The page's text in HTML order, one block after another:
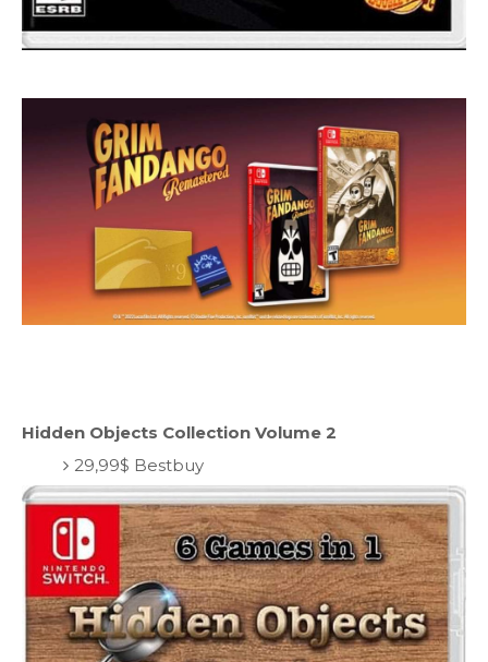
Hidden Objects Collection Volume 2
29,99$ Bestbuy